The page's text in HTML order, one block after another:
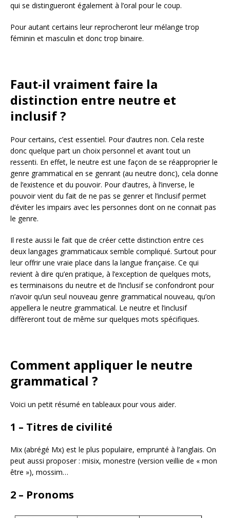
qui se distingueront également à l’oral pour le coup.
Pour autant certains leur reprocheront leur mélange trop
féminin et masculin et donc trop binaire.
Faut-il vraiment faire la
distinction entre neutre et
inclusif ?
Pour certains, c’est essentiel. Pour d’autres non. Cela reste
donc quelque part un choix personnel et avant tout un
ressenti. En effet, le neutre est une façon de se réapproprier le
genre grammatical en se genrant (au neutre donc), cela donne
de l’existence et du pouvoir. Pour d’autres, à l’inverse, le
pouvoir vient du fait de ne pas se genrer et l’inclusif permet
d’éviter les impairs avec les personnes dont on ne connait pas
le genre.
Il reste aussi le fait que de créer cette distinction entre ces
deux langages grammaticaux semble compliqué. Surtout pour
leur offrir une vraie place dans la langue française. Ce qui
revient à dire qu’en pratique, à l’exception de quelques mots,
es terminaisons du neutre et de l’inclusif se confondront pour
n’avoir qu’un seul nouveau genre grammatical nouveau, qu’on
appellera le neutre grammatical. Le neutre et l’inclusif
diffèreront tout de même sur quelques mots spécifiques.
Comment appliquer le neutre
grammatical ?
Voici un petit résumé en tableaux pour vous aider.
1 – Titres de civilité
Mix (abrégé Mx) est le plus populaire, emprunté à l’anglais. On
peut aussi proposer : misix, monestre (version veillie de « mon
être »), mossim…
2 – Pronoms